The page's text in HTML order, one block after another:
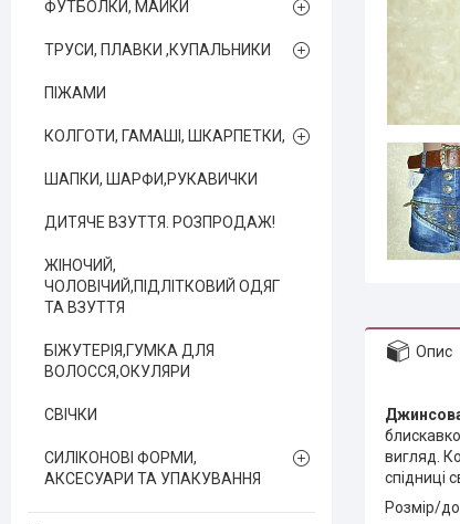
Опис
вигляд.
спідниці
Розмір/
ФУТБОЛКИ, МАЙКИ
ТРУСИ, ПЛАВКИ ,КУПАЛЬНИКИ
ПІЖАМИ
КОЛГОТИ, ГАМАШІ, ШКАРПЕТКИ,
ШАПКИ, ШАРФИ,РУКАВИЧКИ
ДИТЯЧЕ ВЗУТТЯ. РОЗПРОДАЖ!
ЖІНОЧИЙ,
ЧОЛОВІЧИЙ,ПІДЛІТКОВИЙ ОДЯГ
ТА ВЗУТТЯ
БІЖУТЕРІЯ,ГУМКА ДЛЯ
ВОЛОССЯ,ОКУЛЯРИ
СВІЧКИ
СИЛІКОНОВІ ФОРМИ,
АКСЕСУАРИ ТА УПАКУВАННЯ